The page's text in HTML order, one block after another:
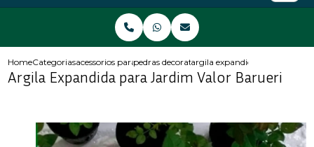
HomeCategoriasacessorios para jardinspedras decorativas para jardim
argila expandida para jardim
Argila Expandida para Jardim Valor Barueri